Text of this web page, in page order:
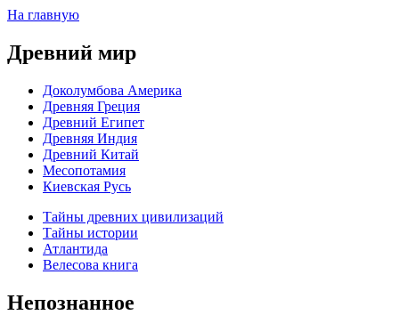
На главную
Древний мир
Доколумбова Америка
Древняя Греция
Древний Египет
Древняя Индия
Древний Китай
Месопотамия
Киевская Русь
Тайны древних цивилизаций
Тайны истории
Атлантида
Велесова книга
Непознанное